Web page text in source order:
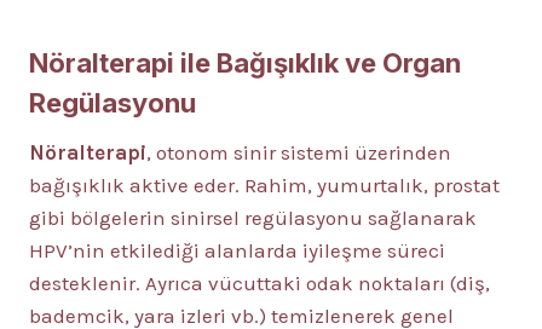
Nöralterapi ile Bağışıklık ve Organ
Regülasyonu
Nöralterapi, otonom sinir sistemi üzerinden
bağışıklık aktive eder. Rahim, yumurtalık, prostat
gibi bölgelerin sinirsel regülasyonu sağlanarak
HPV’nin etkilediği alanlarda iyileşme süreci
desteklenir. Ayrıca vücuttaki odak noktaları (diş,
bademcik, yara izleri vb.) temizlenerek genel